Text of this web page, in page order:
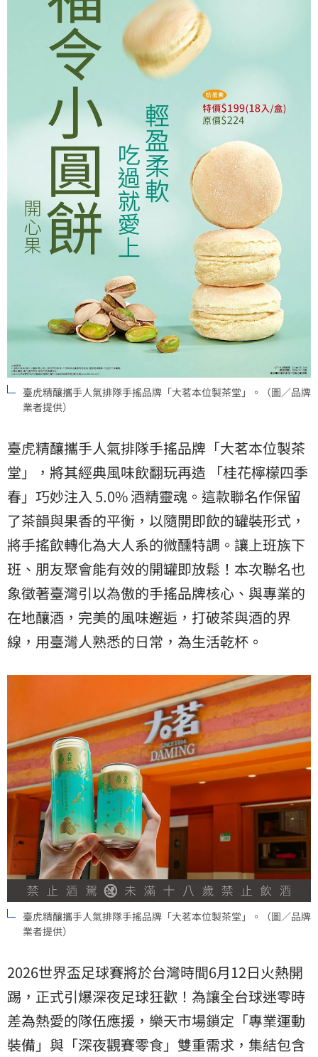
臺虎精釀攜手人氣排隊手搖品牌「大茗本位製茶堂」。（圖／品牌
業者提供）
臺虎精釀攜手人氣排隊手搖品牌「大茗本位製茶
堂」，將其經典風味飲翻玩再造 「桂花檸檬四季
春」巧妙注入 5.0% 酒精靈魂。這款聯名作保留
了茶韻與果香的平衡，以隨開即飲的罐裝形式，
將手搖飲轉化為大人系的微醺特調。讓上班族下
班、朋友聚會能有效的開罐即放鬆！本次聯名也
象徵著臺灣引以為傲的手搖品牌核心、與專業的
在地釀酒，完美的風味邂逅，打破茶與酒的界
線，用臺灣人熟悉的日常，為生活乾杯。
臺虎精釀攜手人氣排隊手搖品牌「大茗本位製茶堂」。（圖／品牌
業者提供）
2026世界盃足球賽將於台灣時間6月12日火熱開
踢，正式引爆深夜足球狂歡！為讓全台球迷零時
差為熱愛的隊伍應援，樂天市場鎖定「專業運動
裝備」與「深夜觀賽零食」雙重需求，集結包含